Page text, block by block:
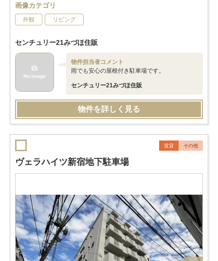
画像カテゴリ
外観 リビング
センチュリー21みづほ住販
物件担当者コメント
雨でも安心の屋根付き駐車場です。
センチュリー21みづほ住販
物件を詳しく見る
賃貸 その他
ヴェラハイツ新宿地下駐車場